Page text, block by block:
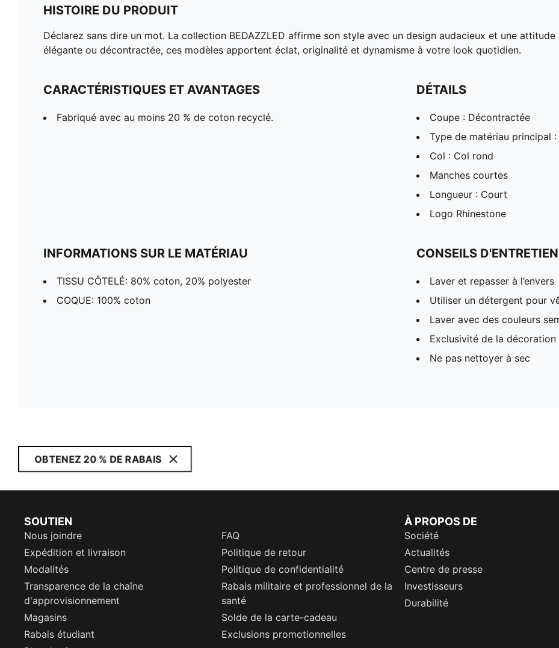
HISTOIRE DU PRODUIT
Déclarez sans dire un mot. La collection BEDAZZLED affirme son style avec un design audacieux et une
élégante ou décontractée, ces modèles apportent éclat, originalité et dynamisme à votre look quotidien.
CARACTÉRISTIQUES ET AVANTAGES
Fabriqué avec au moins 20 % de coton recyclé.
DÉTAILS
Coupe : Décontractée
Type de matériau principal
Col : Col rond
Manches courtes
Longueur : Court
Logo Rhinestone
INFORMATIONS SUR LE MATÉRIAU
TISSU CÔTELÉ: 80% coton, 20% polyester
COQUE: 100% coton
CONSEILS D'ENTRETIEN
Laver et repasser à l’envers
Utiliser un détergent pour
Laver avec des couleurs
Exclusivité de la décoration
Ne pas nettoyer à sec
OBTENEZ 20 % DE RABAIS
SOUTIEN
Nous joindre
FAQ
Expédition et livraison
Politique de retour
Modalités
Politique de confidentialité
Transparence de la chaîne
d'approvisionnement
Rabais militaire et professionnel de la
santé
Magasins
Solde de la carte-cadeau
Rabais étudiant
Exclusions promotionnelles
À PROPOS DE
Société
Actualités
Centre de presse
Investisseurs
Durabilité